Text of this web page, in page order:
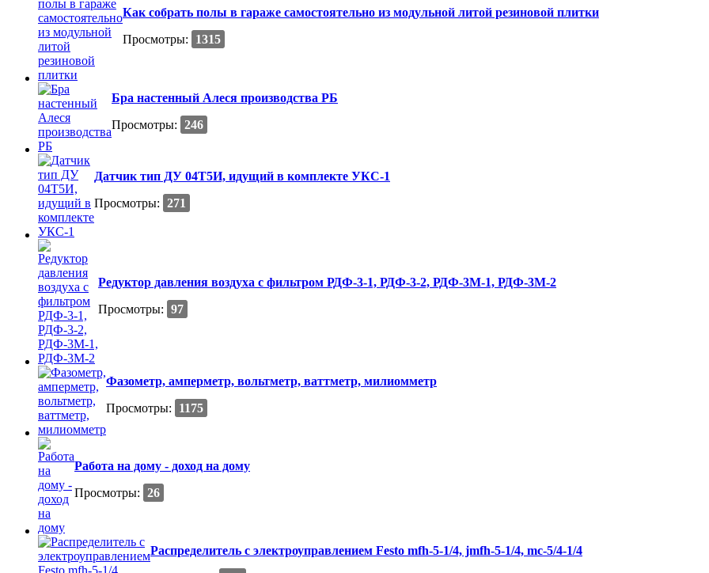
Как собрать полы в гараже самостоятельно из модульной литой резиновой плитки
Просмотры:
1315
Бра настенный Алеся производства РБ
Просмотры: 246
Датчик тип ДУ 04Т5И, идущий в комплекте УКС-1
Просмотры: 271
Редуктор давления воздуха с фильтром РДФ-3-1, РДФ-3-2, РДФ-3М-1, РДФ-3М-2
Просмотры: 97
Фазометр, амперметр, вольтметр, ваттметр, милиомметр
Просмотры:
1175
Работа на дому - доход на дому
Просмотры: 26
Распределитель с электроуправлением Festo mfh-5-1/4, jmfh-5-1/4, mc-5/4-1/4